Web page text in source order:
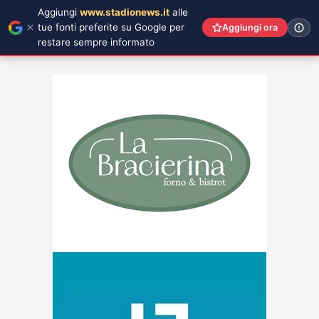
Aggiungi www.stadionews.it alle
tue fonti preferite su Google per
restare sempre informato
Aggiungi ora